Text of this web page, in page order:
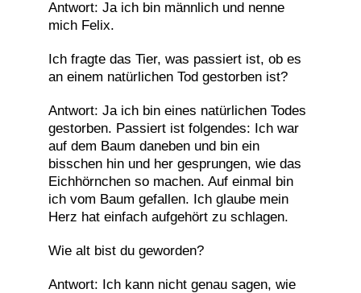
Antwort: Ja ich bin männlich und nenne
mich Felix.
Ich fragte das Tier, was passiert ist, ob es
an einem natürlichen Tod gestorben ist?
Antwort: Ja ich bin eines natürlichen Todes
gestorben. Passiert ist folgendes: Ich war
auf dem Baum daneben und bin ein
bisschen hin und her gesprungen, wie das
Eichhörnchen so machen. Auf einmal bin
ich vom Baum gefallen. Ich glaube mein
Herz hat einfach aufgehört zu schlagen.
Wie alt bist du geworden?
Antwort: Ich kann nicht genau sagen, wie